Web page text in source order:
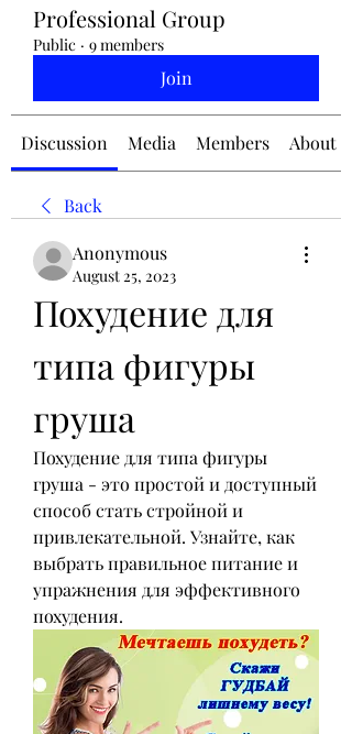
(604) 445-2082
Professional Group
Public · 9 members
Join
Discussion Media Members About
Back
Anonymous
August 25, 2023
Похудение для
типа фигуры
груша
Похудение для типа фигуры
груша - это простой и доступный
способ стать стройной и
привлекательной. Узнайте, как
выбрать правильное питание и
упражнения для эффективного
похудения.